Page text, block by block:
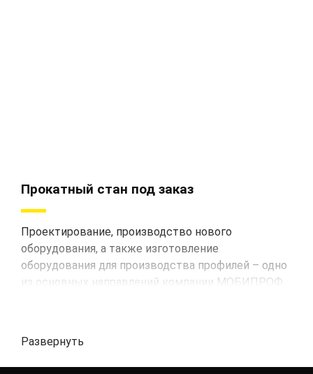
Прокатный стан под заказ
Проектирование, производство нового
оборудования, а также изготовление
оборудования для производства профилей – одно
из основных направлений компании МОБИПРОФ.
минимальное необходимое количество переходов
для получения высококачественной продукции,
Развернуть